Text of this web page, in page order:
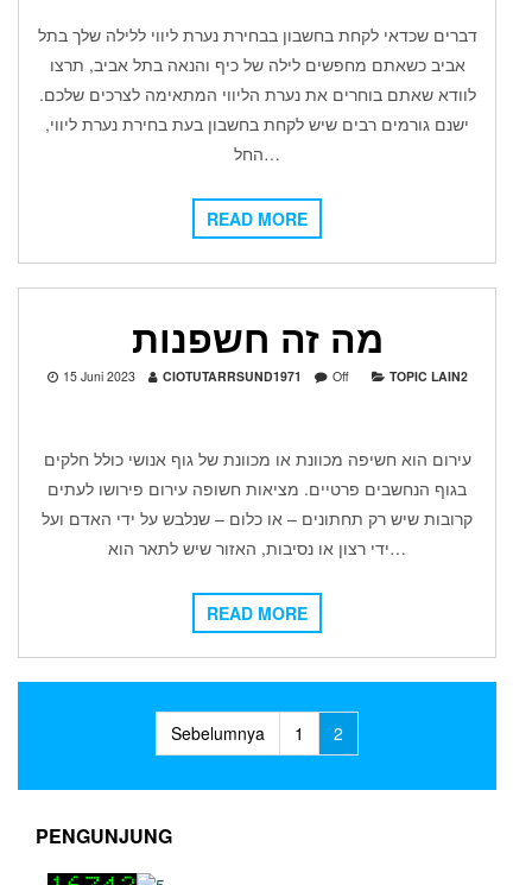
דברים שכדאי לקחת בחשבון בבחירת נערת ליווי ללילה שלך בתל
אביב כשאתם מחפשים לילה של כיף והנאה בתל אביב, תרצו
לוודא שאתם בוחרים את נערת הליווי המתאימה לצרכים שלכם.
ישנם גורמים רבים שיש לקחת בחשבון בעת בחירת נערת ליווי,
החל…
READ MORE
מה זה חשפנות
15 Juni 2023 CIOTUTARRSUND1971 Off TOPIC LAIN2
עירום הוא חשיפה מכוונת או מכוונת של גוף אנושי כולל חלקים
בגוף הנחשבים פרטיים. מציאות חשופה עירום פירושו לעתים
קרובות שיש רק תחתונים – או כלום – שנלבש על ידי האדם ועל
ידי רצון או נסיבות, האזור שיש לתאר הוא…
READ MORE
NavigasiSebelumnya 1 2
PENGUNJUNG